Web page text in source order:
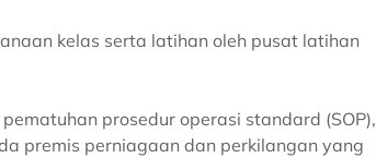
kelas serta latihan oleh pusat latihan
prosedur operasi standard (SOP),
premis perniagaan dan perkilangan yang